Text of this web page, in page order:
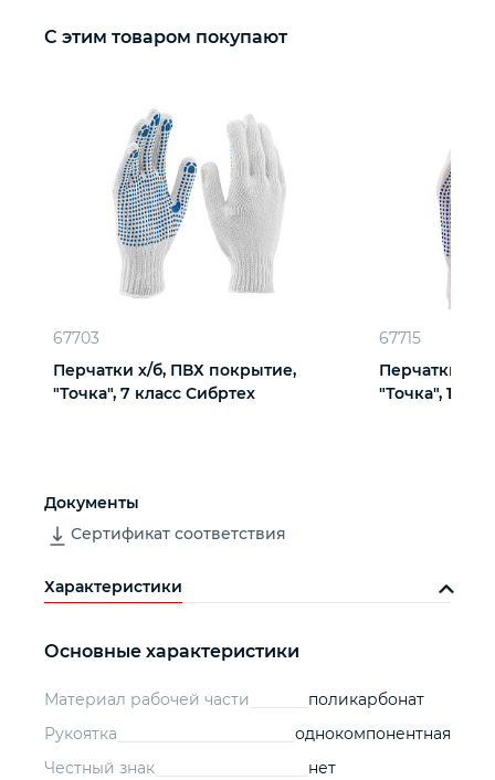
Прочий инструмент
С этим товаром покупают
67703
Перчатки х/б, ПВХ покрытие,
"Точка", 7 класс Сибртех
67715
Перчатки х/
"Точка", 10
Документы
Сертификат соответствия
Характеристики
Основные характеристики
Материал рабочей части
поликарбонат
Рукоятка
однокомпонентная
Честный знак
нет